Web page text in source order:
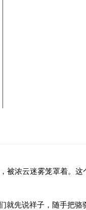
，分析其妙处。
浓云迷雾笼罩着。
先说祥子，随手把骆